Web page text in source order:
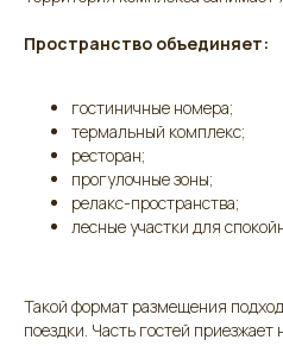
Пространство объединяет:
гостиничные номера;
термальный комплекс;
ресторан;
прогулочные зоны;
релакс-пространства;
лесные участки для
Такой формат размещения
поездки. Часть гостей приезжает